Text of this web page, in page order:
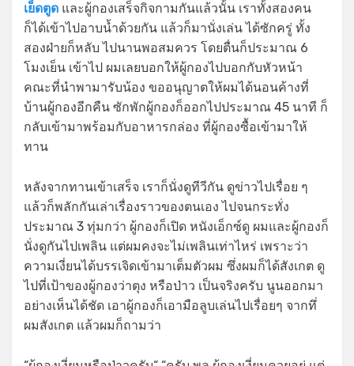
เย็ดตูด และผู้กองเสร็จกิจกามกันแล้วนั้น เราทั้งสองคน
ก็ได้เข้าไปอาบน้ำด้วยกัน แล้วก็มานั่งเล่น ได้ซักครู่ ทั้ง
สองฝ่ายก็หลับ ไปนานพอสมควร โดยตื่นก็ประมาณ 6
โมงเย็น เข้าไป ผมเลยบอกให้ผู้กองไปบอกกับหัวหน้า
คณะที่นำพามารับน้อง ขออนุญาตให้ผมได้นอนค้างที่
บ้านผู้กองอีกคืน ซักพักผู้กองก็ออกไปประมาณ 45 นาที ก็
กลับเข้ามาพร้อมกับอาหารกล่อง ที่ผู้กองซื้อเข้ามาให้
ทาน
หลังจากทานเข้าเสร็จ เราก็นั่งดูทีวีกัน ดูข่าวไปเรื่อย ๆ
แล้วก็พลักกันเล่าเรื่องราวของตนเอง ไปจนกระทั่ง
ประมาณ 3 ทุ่มกว่า ผู้กองก็เปิด หนังเอ็กซ์ดู ผมและผู้กองก็
นั่งดูกันไปเพลิน แต่ผมคงจะไม่เพลินเท่าไหร่ เพราะว่า
ความเงี่ยนได้บรรเจิดเข้ามาเต็มตัวผม ซึ่งผมก็ได้สังเกต ดู
ไปที่เป้าของผู้กองว่าตุง หรือป่าว เป็นจริงครับ นูนออกมา
อย่างเห็นได้ชัด เอาผู้กองก็เอามือลูบเล่นไปเรื่อยๆ จากทึ่
ผมสังเกต แล้วผมก็ถามว่า